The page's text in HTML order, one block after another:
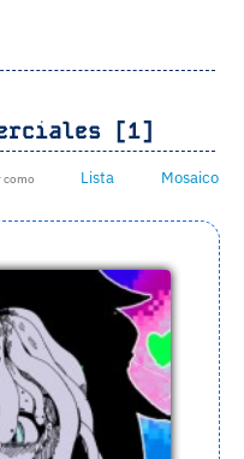
[1]
como Lista Mosaico